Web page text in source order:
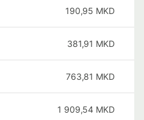
190,95 MKD
381,91 MKD
763,81 MKD
1 909,54 MKD